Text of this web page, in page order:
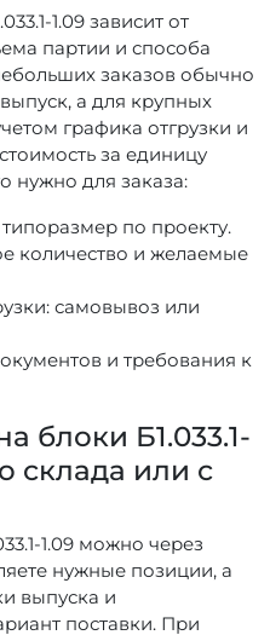
1.09 зависит от
партии и способа
заказов обычно
а для крупных
графика отгрузки и
за единицу
нужно для заказа:
по проекту.
количество и желаемые
самовывоз или
и требования к
блоки Б1.033.1-
склада или с
1.09 можно через
нужные позиции, а
выпуска и
поставки. При